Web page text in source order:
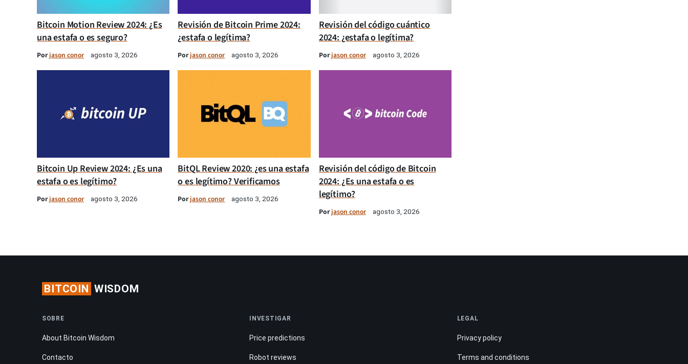
Bitcoin Motion Review 2024: ¿Es
una estafa o es seguro?
Porjason conor agosto 3, 2026
Revisión de Bitcoin Prime 2024:
¿estafa o legítima?
Porjason conor agosto 3, 2026
Revisión del código cuántico
2024: ¿estafa o legítima?
Porjason conor agosto 3, 2026
Bitcoin Up Review 2024: ¿Es una
estafa o es legítimo?
Porjason conor agosto 3, 2026
BitQL Review 2020: ¿es una estafa
o es legítimo? Verificamos
Porjason conor agosto 3, 2026
Revisión del código de Bitcoin
2024: ¿Es una estafa o es
legítimo?
Porjason conor agosto 3, 2026
BITCOIN WISDOM
SOBRE
About Bitcoin Wisdom
Contacto
INVESTIGAR
Price predictions
Robot reviews
LEGAL
Privacy policy
Terms and conditions